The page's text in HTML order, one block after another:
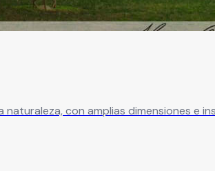
con amplias dimensiones e